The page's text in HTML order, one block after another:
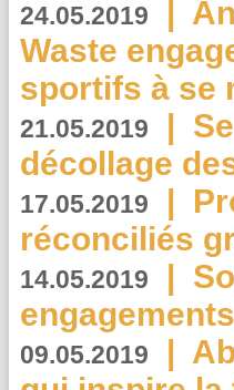
24.05.2019
Waste
sportifs à se
21.05.2019 |
décollage
17.05.2019 |
réconciliés
14.05.2019 |
09.05.2019 |